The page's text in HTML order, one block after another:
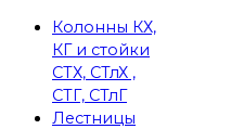
Колонны КХ,
КГ и стойки
СТХ, СТлХ ,
СТГ, СТлГ
Лестницы